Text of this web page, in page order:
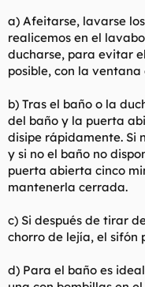
a) Afeitarse, lavarse
realicemos en el
ducharse, para evitar
posible, con la
b) Tras el baño o la
del baño y la puerta
disipe rápidamente. Si
y si no el baño no
puerta abierta cinco
mantenerla cerrada.
c) Si después de tirar
chorro de lejía, el sifón
d) Para el baño es